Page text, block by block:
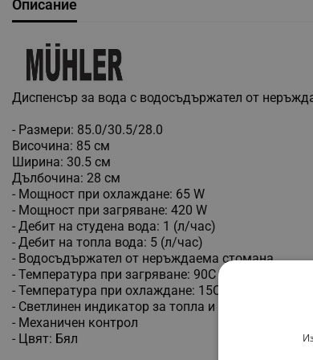
Описание
Диспенсър за вода с водосъдържател от
- Размери: 85.0/30.5/28.0
Височина: 85 см
Ширина: 30.5 см
Дълбочина: 28 см
- Мощност при охлаждане: 65 W
- Мощност при загряване: 420 W
- Дебит на студена вода: 1 (л/час)
- Дебит на топла вода: 5 (л/час)
- Водосъдържател от неръждаема стомана
- Температура при загряване: 90C
- Температура при охлаждане: 15C
- Светлинен индикатор за топла и студена вода
- Механичен контрол
- Цвят: Бял